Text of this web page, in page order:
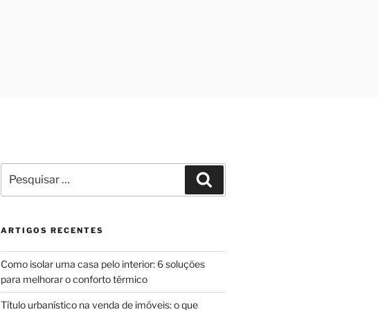
por:
ARTIGOS RECENTES
Como isolar uma casa pelo interior: 6 soluções
para melhorar o conforto térmico
Título urbanístico na venda de imóveis: o que